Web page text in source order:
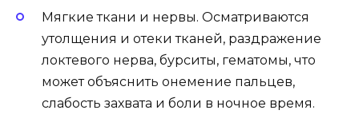
Мягкие ткани и нервы. Осматриваются
утолщения и отеки тканей, раздражение
локтевого нерва, бурситы, гематомы, что
может объяснить онемение пальцев,
слабость захвата и боли в ночное время.